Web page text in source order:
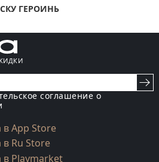
ГЕРОИНЬ
соглашение о